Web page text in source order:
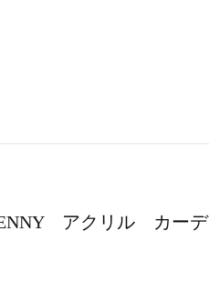
アクリル カー